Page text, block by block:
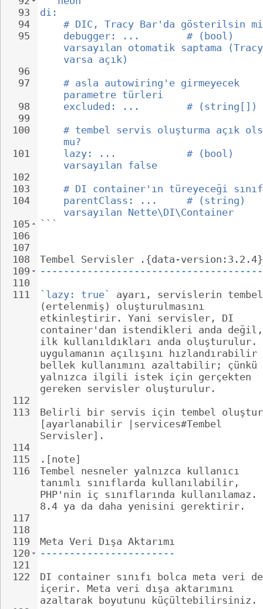
93
94
95
96
97
98
99
100
101
102
103
104
105
106
107
108
109
110
111
112
113
114
115
116
117
118
119
120
121
122
di:
# DIC, Tracy Bar'da gösterilsin
debugger: ...        # (bool)
varsayılan otomatik saptama
varsa açık)
# asla autowiring'e girmeyecek
parametre türleri
excluded: ...        # (string[])
# tembel servis oluşturma açık
mu?
lazy: ...            # (bool)
varsayılan false
# DI container'ın türeyeceği sınıf
parentClass: ...     # (string)
varsayılan Nette\DI\Container
```
Tembel Servisler .{data-version:3.2.4}
--------------------------------------
`lazy: true`
ayarı, servislerin
(ertelenmiş) oluşturulmasını
etkinleştirir. Yani servisler, DI
container'dan istendikleri anda
ilk kullanıldıkları anda
uygulamanın açılışını
bellek kullanımını azaltabilir; çünkü
yalnızca ilgili istek için gerçekten
gereken servisler oluşturulur.
Belirli bir servis için tembel
[ayarlanabilir |services#Tembel
Servisler].
.[note]
Tembel nesneler yalnızca kullanıcı
tanımlı sınıflarda kullanılabilir,
PHP'nin iç sınıflarında kullanılamaz.
8.4 ya da daha yenisini gerektirir.
Meta Veri Dışa Aktarımı
-----------------------
DI container sınıfı bolca meta veri
içerir. Meta veri dışa aktarımını
azaltarak boyutunu küçültebilirsiniz.